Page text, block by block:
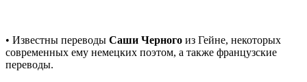
• Известны переводы Саши Черного из Гейне, некоторых
современных ему немецких поэтом, а также французские
переводы.